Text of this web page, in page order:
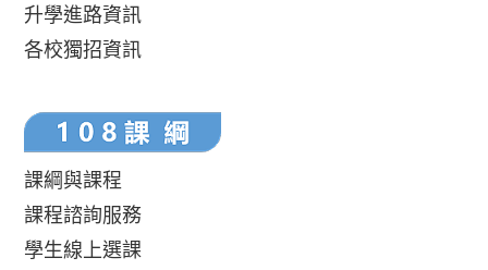
升學進路資訊
各校獨招資訊
課綱與課程
課程諮詢服務
學生線上選課